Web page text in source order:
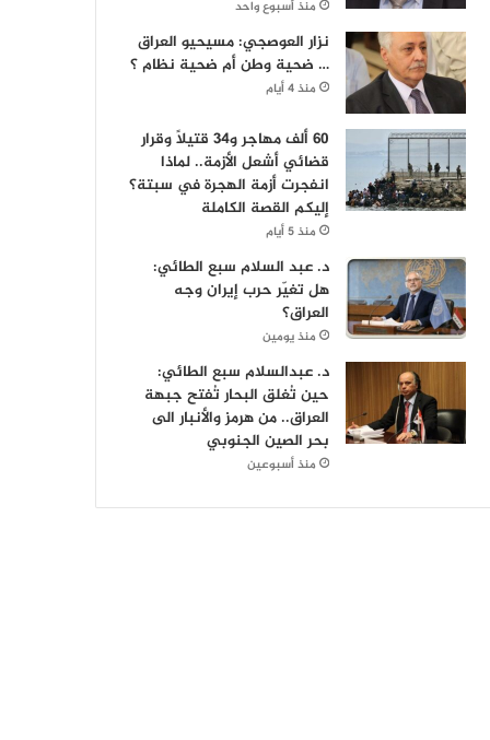
منذ أسبوع واحد
نزار العوصجي: مسيحيو العراق
… ضحية وطن أم ضحية نظام ؟
منذ 4 أيام
60 ألف مهاجر و34 قتيلاً وقرار
قضائي أشعل الأزمة.. لماذا
انفجرت أزمة الهجرة في سبتة؟
إليكم القصة الكاملة
منذ 5 أيام
د. عبد السلام سبع الطائي:
هل تغيّر حرب إيران وجه
العراق؟
منذ يومين
د. عبدالسلام سبع الطائي:
حين تُغلق البحار تُفتح جبهة
العراق.. من هرمز والأنبار الى
بحر الصين الجنوبي
منذ أسبوعين